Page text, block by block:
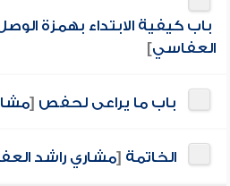
باب كيفية الابتداء بهمزة
العفاسي]
باب ما يراعى لحفص [
الخاتمة [مشاري راشد